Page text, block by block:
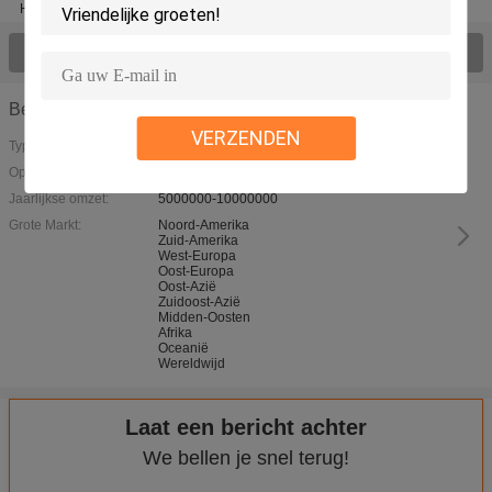
VERZENDEN
Hydraulische Pomp
Bedrijf Details
Type Business:
Opgericht Jaar:
Jaarlijkse omzet:
5000000-10000000
Grote Markt:
Noord-Amerika
Zuid-Amerika
West-Europa
Oost-Europa
Oost-Azië
Zuidoost-Azië
Midden-Oosten
Afrika
Oceanië
Wereldwijd
Laat een bericht achter
We bellen je snel terug!